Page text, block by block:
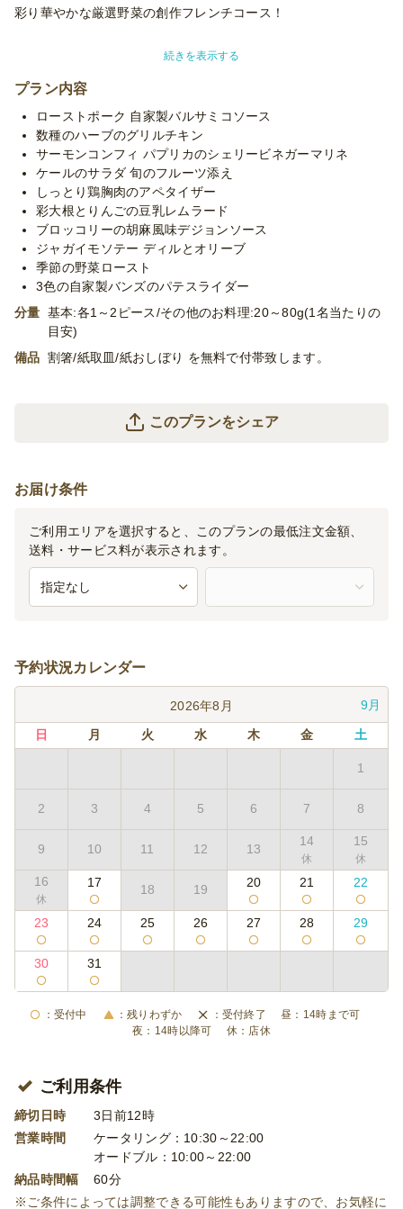
彩り華やかな厳選野菜の創作フレンチコース！
毎日届く産直野菜など厳選食材を使用して、フレンチシェフが腕
驚きある楽しいフレンチオードブル！
野菜の旨みを生かしたソースのお肉料理にはたっぷりの厳選野菜
を添えて、彩り華やかに盛り付け！
バンズにはビーツやかぼちゃを練りこみ仕上げました。
※使い捨て容器でお届けするデリバリープランです。設置・配
膳・撤収等のサービスはついておりません。
※「10卓に配置」などお客様ご指定の数の卓に配置する場合、
追加容器代金をいただいたり、容器が変更になる場合がございま
す。予めご了承くださいませ。
※プランに記載のあるメニュー以外もご対応が可能です。お気軽
に御相談ください。
続きを表示する
プラン内容
ローストポーク 自家製バルサミコソース
数種のハーブのグリルチキン
サーモンコンフィ パプリカのシェリービネガーマリネ
ケールのサラダ 旬のフルーツ添え
しっとり鶏胸肉のアペタイザー
彩大根とりんごの豆乳レムラード
ブロッコリーの胡麻風味デジョンソース
ジャガイモソテー ディルとオリーブ
季節の野菜ロースト
3色の自家製バンズのパテスライダー
分量 基本:各1～2ピース/その他のお料理:20～80g(1名当たりの
目安)
備品 割箸/紙取皿/紙おしぼり を無料で付帯致します。
このプランをシェア
お届け条件
ご利用エリアを選択すると、このプランの最低注文金額、
送料・サービス料が表示されます。
予約状況カレンダー
2026年8月 9月
日 月 火 水 木 金 土
1
2 3 4 5 6 7 8
9 10 11 12 13
14 15
16 17 18 19 20 21 22
23 24 25 26 27 28 29
30 31
受付中 残りわずか 受付終了
14時まで可
14時以降可
店休
ご利用条件
締切日時
3日前12時
営業時間
ケータリング：10:30～22:00
オードブル：10:00～22:00
納品時間幅
60分
※ご条件によっては調整できる可能性もありますので、お気軽に